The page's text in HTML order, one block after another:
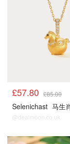
£57.80 £85.00
Selenichast 马生
@dealmoon.co.uk